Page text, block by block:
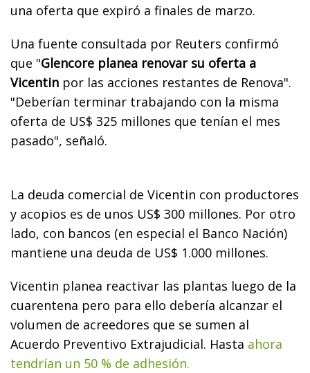
una oferta que expiró a finales de marzo.
Una fuente consultada por Reuters confirmó
que "Glencore planea renovar su oferta a
Vicentin por las acciones restantes de Renova".
"Deberían terminar trabajando con la misma
oferta de US$ 325 millones que tenían el mes
pasado", señaló.
La deuda comercial de Vicentin con productores
y acopios es de unos US$ 300 millones. Por otro
lado, con bancos (en especial el Banco Nación)
mantiene una deuda de US$ 1.000 millones.
Vicentin planea reactivar las plantas luego de la
cuarentena pero para ello debería alcanzar el
volumen de acreedores que se sumen al
Acuerdo Preventivo Extrajudicial. Hasta ahora
tendrían un 50 % de adhesión.